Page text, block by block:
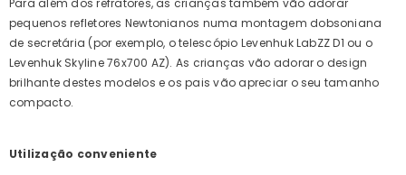
Para além dos refratores, as crianças também vão adorar
pequenos refletores Newtonianos numa montagem dobsoniana
de secretária (por exemplo, o telescópio Levenhuk LabZZ D1 ou o
Levenhuk Skyline 76x700 AZ). As crianças vão adorar o design
brilhante destes modelos e os pais vão apreciar o seu tamanho
compacto.
Utilização conveniente